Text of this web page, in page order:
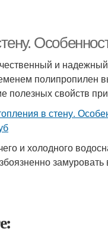
и
полипропилен
полезных свойств
и холодного